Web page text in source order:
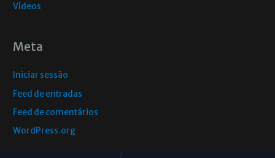
Vídeos
Meta
Iniciar sessão
Feed de entradas
Feed de comentários
WordPress.org